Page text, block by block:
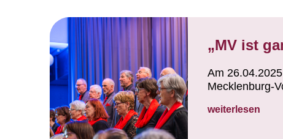
„MV ist
Am
Mecklenburg-
weiterlesen